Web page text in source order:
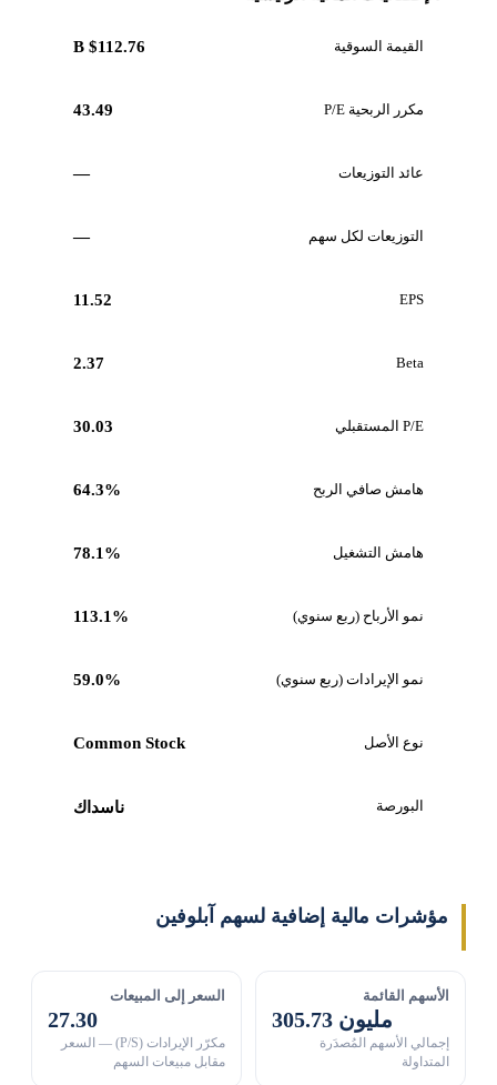
القيمة السوقية $112.76 B
مكرر الربحية P/E 43.49
عائد التوزيعات —
التوزيعات لكل سهم —
EPS
11.52
Beta
2.37
P/E المستقبلي 30.03
هامش صافي الربح 64.3%
هامش التشغيل 78.1%
نمو الأرباح (ربع سنوي) 113.1%
نمو الإيرادات (ربع سنوي) 59.0%
نوع الأصل Common Stock
البورصة ناسداك
مؤشرات مالية إضافية لسهم آبلوفين
الأسهم القائمة
305.73 مليون
إجمالي الأسهم المُصدَرة
المتداولة
السعر إلى المبيعات
27.30
مكرّر الإيرادات (P/S) — السعر
مقابل مبيعات السهم